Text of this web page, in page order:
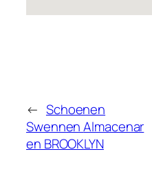
← Schoenen
SwennenAlmacenar
en BROOKLYN